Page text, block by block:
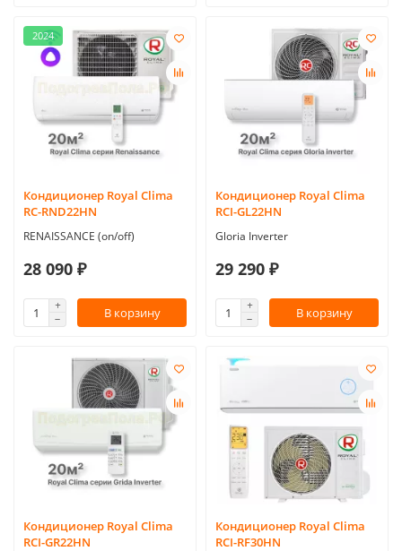
2024
Кондиционер Royal Clima
RC-RND22HN
RENAISSANCE (on/off)
28 090 ₽
В корзину
Кондиционер Royal Clima
RCI-GL22HN
Gloria Inverter
29 290 ₽
В корзину
Кондиционер Royal Clima
RCI-GR22HN
Кондиционер Royal Clima
RCI-RF30HN